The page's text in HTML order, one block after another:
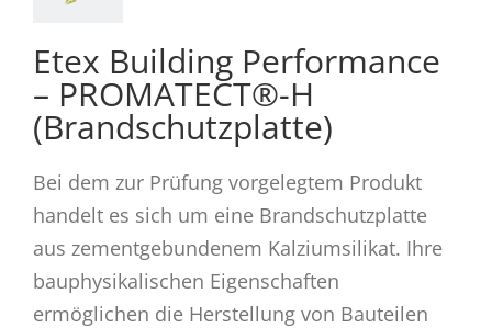
Etex Building Performance
– PROMATECT®-H
(Brandschutzplatte)
Bei dem zur Prüfung vorgelegtem Produkt
handelt es sich um eine Brandschutzplatte
aus zementgebundenem Kalziumsilikat. Ihre
bauphysikalischen Eigenschaften
ermöglichen die Herstellung von Bauteilen